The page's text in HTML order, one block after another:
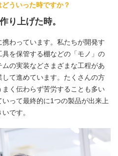
ういった時ですか？
り上げた時。
わっています。私たちが開発す
を保管する棚などの「モノ」の
の実装などさまざまな工程があ
て進めています。たくさんの方
く伝わらず苦労することも多い
って最終的に1つの製品が出来上
です。